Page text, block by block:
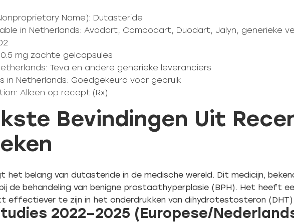
Name): Dutasteride
in Netherlands: Avodart, Combodart, Duodart, Jalyn, generieke
mg zachte gelcapsules
Teva en andere generieke leveranciers
in Netherlands: Goedgekeurd voor gebruik
Alleen op recept (Rx)
Bevindingen Uit
het belang van dutasteride in de medische wereld. Dit medicijn,
de behandeling van benigne prostaathyperplasie (BPH). Het heeft
effectiever te zijn in het onderdrukken van dihydrotestosteron
2022–2025 (Europese/